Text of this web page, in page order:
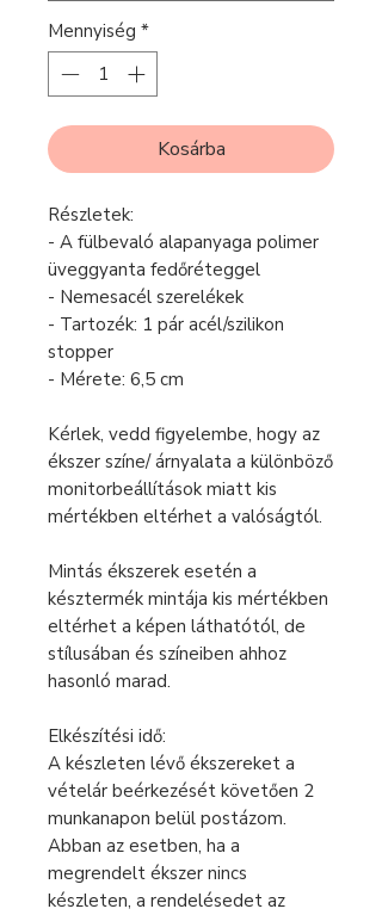
Mennyiség *
Kosárba
Részletek:
- A fülbevaló alapanyaga polimer
üveggyanta fedőréteggel
- Nemesacél szerelékek
- Tartozék: 1 pár acél/szilikon
stopper
- Mérete: 6,5 cm
Kérlek, vedd figyelembe, hogy az
ékszer színe/ árnyalata a különböző
monitorbeállítások miatt kis
mértékben eltérhet a valóságtól.
Mintás ékszerek esetén a
késztermék mintája kis mértékben
eltérhet a képen láthatótól, de
stílusában és színeiben ahhoz
hasonló marad.
Elkészítési idő:
A készleten lévő ékszereket a
vételár beérkezését követően 2
munkanapon belül postázom.
Abban az esetben, ha a
megrendelt ékszer nincs
készleten, a rendelésedet az